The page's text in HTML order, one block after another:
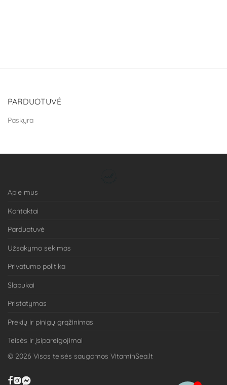
PARDUOTUVĖ
Paskyra
Apie mus
Kontaktai
Parduotuvė
Užsakymo sekimas
Privatumo politika
Slapukai
Pristatymas
Prekių ir pinigų grąžinimas
Teisės ir įsipareigojimai
© 2026 Visos teisės saugomos VitaminSea.lt